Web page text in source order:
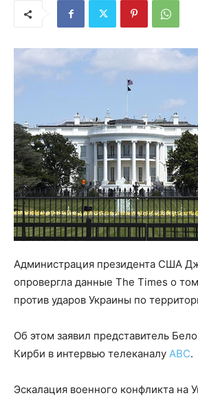
Администрация президента США
опровергла данные The Times о
против ударов Украины по
Об этом заявил представитель
Кирби в интервью телеканалу ABC.
Эскалация военного конфликта на